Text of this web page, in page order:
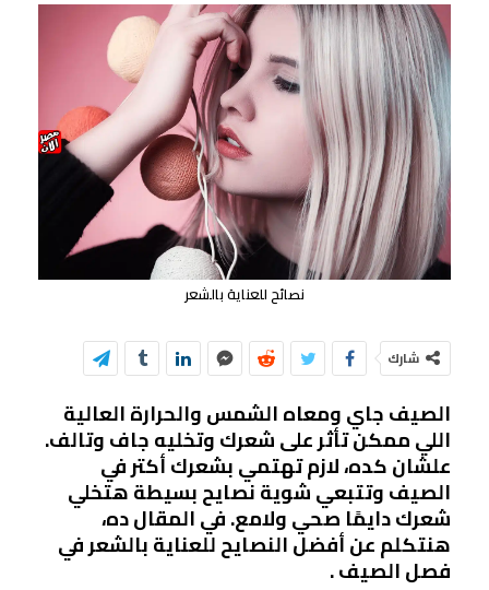
نصائح للعناية بالشعر
شارك
الصيف جاي ومعاه الشمس والحرارة العالية
اللي ممكن تأثر على شعرك وتخليه جاف وتالف.
علشان كده، لازم تهتمي بشعرك أكتر في
الصيف وتتبعي شوية نصايح بسيطة هتخلي
شعرك دايمًا صحي ولامع. في المقال ده،
هنتكلم عن أفضل النصايح للعناية بالشعر في
فصل الصيف .